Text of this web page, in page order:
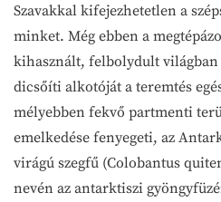
Szavakkal kifejezhetetlen a
minket. Még ebben a
kihasznált, felbolydult
dicsőíti alkotóját a teremtés
mélyebben fekvő partmenti
emelkedése fenyegeti, az
virágú szegfű (Colobantus
nevén az antarktiszi